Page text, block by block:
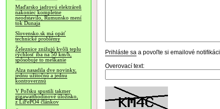
Maďarsko jadrovú elektráreň
nakoniec kompletne
neodstavilo, Rumunsko mení
tok Dunaja
Slovensko.sk má opäť
technické problémy
Železnice znižujú kvôli teplu
rýchlosť iba na 50 km/h,
spôsobuje to meškanie
Alza nasadila dve novinky,
jednu užitočnú a jednu
kontroverznú
V Poľsku spustili takmer
gigawatthodinové úložisko,
z LiFePO4 článkov
Prihláste sa a povoľte si emailové
Overovací text: